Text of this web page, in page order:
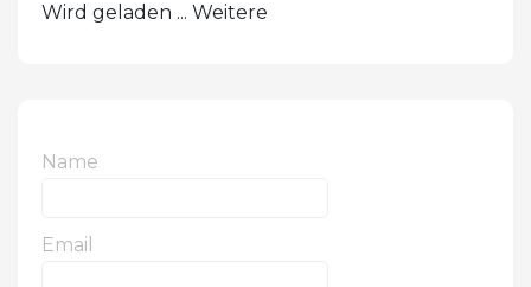
Wird geladen ... Weitere
Name
Email